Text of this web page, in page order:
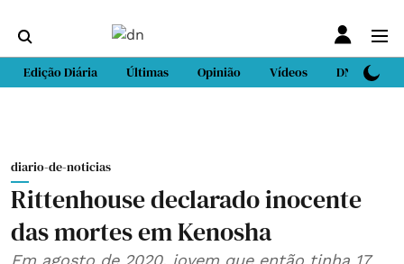
Edição Diária Últimas Opinião Vídeos DN Sport
diario-de-noticias
Rittenhouse declarado inocente
das mortes em Kenosha
Em agosto de 2020, jovem que então tinha 17